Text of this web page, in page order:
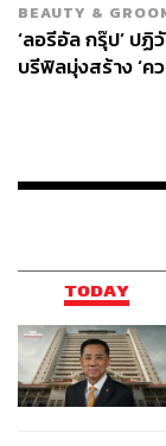
BEAUTY &
‘ลอรีอัล กรุ๊ป’ ป
บรีฟิลมุ่งสร้าง ‘ค
TODAY